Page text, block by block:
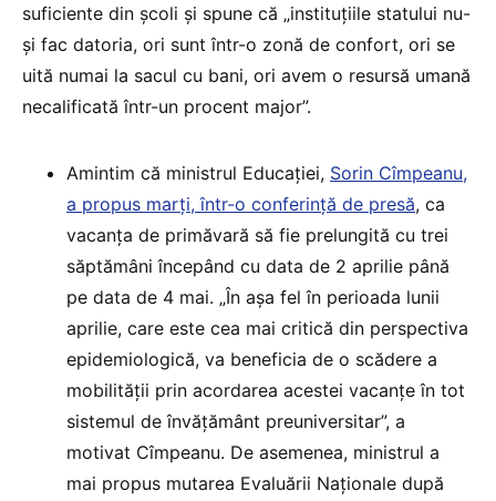
suficiente din școli și spune că „instituțiile statului nu-
și fac datoria, ori sunt într-o zonă de confort, ori se
uită numai la sacul cu bani, ori avem o resursă umană
necalificată într-un procent major”.
Amintim că ministrul Educației, Sorin Cîmpeanu,
a propus marți, într-o conferință de presă, ca
vacanța de primăvară să fie prelungită cu trei
săptămâni începând cu data de 2 aprilie până
pe data de 4 mai. „În așa fel în perioada lunii
aprilie, care este cea mai critică din perspectiva
epidemiologică, va beneficia de o scădere a
mobilității prin acordarea acestei vacanțe în tot
sistemul de învățământ preuniversitar”, a
motivat Cîmpeanu. De asemenea, ministrul a
mai propus mutarea Evaluării Naționale după